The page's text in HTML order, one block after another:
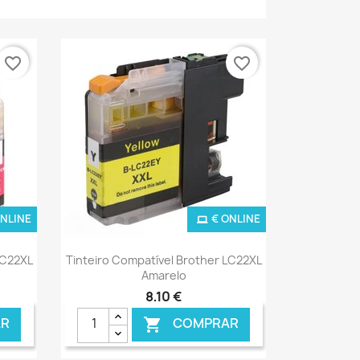
favorite_border
Ver+
Tinteiro Compatível Brother LC22XL
Amarelo
8,10 €
 COMPRAR
€ ONLINE
favorite_border